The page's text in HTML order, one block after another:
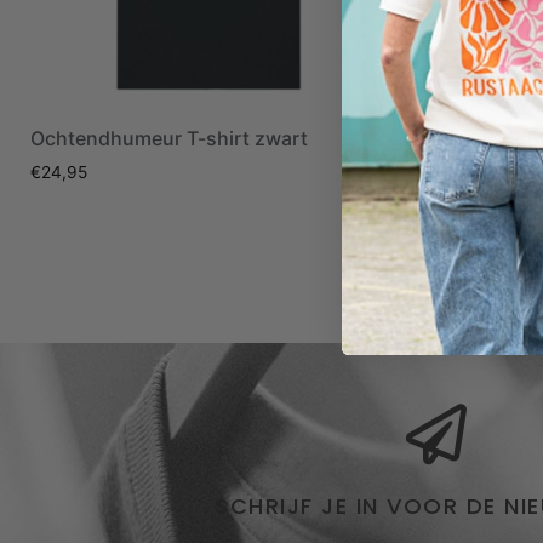
Ochtendhumeur T-shirt zwart
€24,95
Fysiek
24,95
SCHRIJF JE IN VOOR DE